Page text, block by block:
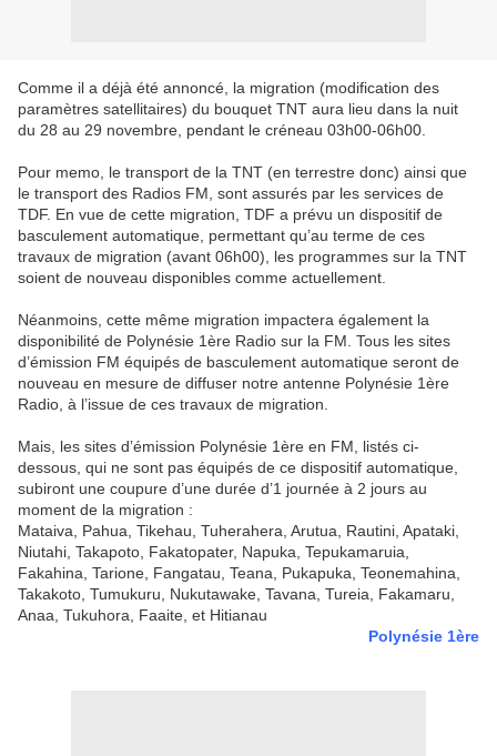
Comme il a déjà été annoncé, la migration (modification des
paramètres satellitaires) du bouquet TNT aura lieu dans la nuit
du 28 au 29 novembre, pendant le créneau 03h00-06h00.
Pour memo, le transport de la TNT (en terrestre donc) ainsi que
le transport des Radios FM, sont assurés par les services de
TDF. En vue de cette migration, TDF a prévu un dispositif de
basculement automatique, permettant qu’au terme de ces
travaux de migration (avant 06h00), les programmes sur la TNT
soient de nouveau disponibles comme actuellement.
Néanmoins, cette même migration impactera également la
disponibilité de Polynésie 1ère Radio sur la FM. Tous les sites
d’émission FM équipés de basculement automatique seront de
nouveau en mesure de diffuser notre antenne Polynésie 1ère
Radio, à l’issue de ces travaux de migration.
Mais, les sites d’émission Polynésie 1ère en FM, listés ci-
dessous, qui ne sont pas équipés de ce dispositif automatique,
subiront une coupure d’une durée d’1 journée à 2 jours au
moment de la migration :
Mataiva, Pahua, Tikehau, Tuherahera, Arutua, Rautini, Apataki,
Niutahi, Takapoto, Fakatopater, Napuka, Tepukamaruia,
Fakahina, Tarione, Fangatau, Teana, Pukapuka, Teonemahina,
Takakoto, Tumukuru, Nukutawake, Tavana, Tureia, Fakamaru,
Anaa, Tukuhora, Faaite, et Hitianau
Polynésie 1ère